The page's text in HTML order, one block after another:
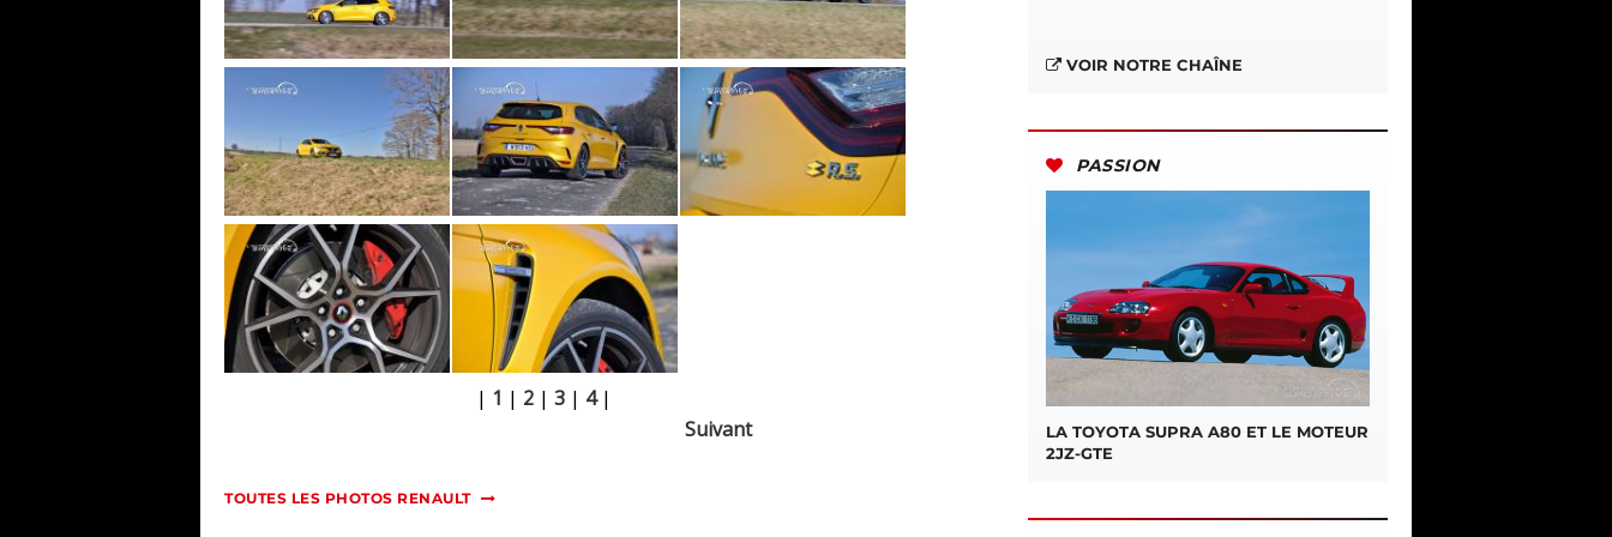
| 1 | 2 | 3 | 4|
Suivant
TOUTES LES PHOTOS RENAULT
VOIR NOTRE CHAÎNE
PASSION
LA TOYOTA SUPRA A80 ET LE MOTEUR
2JZ-GTE